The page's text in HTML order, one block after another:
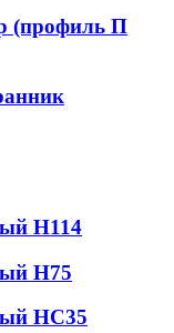
(профиль П
Н114
Н75
НС35